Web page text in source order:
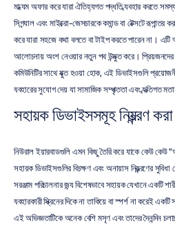
মাধ্যম অফার করে যারা ঐতিহ্যগত পদ্ধতি ব্যবহার করতে
সিগন্যাল এবং মাইক্রো-জেসচারকে কমান্ড বা টেক্সটে রূপান্তর
করে যারা সহজে কথা বলতে বা টাইপ করতে পারেন না। এটি
আলোচনায় অংশ নেওয়ার নতুন পথ উন্মুক্ত করে।
কমিউনিটির সাথে যুক্ত হওয়া হোক, এই ডিভাইসগুলি
ব্যবহারের সুযোগ দেয় যা সামাজিক সম্পৃক্ততা এবং ব্যক্তিগত
সহায়ক ডিভাইসসমূহ নিয়ন্ত্রণ করা
নিউরাল ইয়ারবাডগুলি এমন কিছু তৈরি করে যাকে কেউ কেউ
সহায়ক ডিভাইসগুলির বিচক্ষণ এবং অনায়াস নিয়ন্ত্রণের সুবিধা
সরঞ্জাম পরিচালনার জন্য বিশেষভাবে সহায়ক যেখানে একটি
ব্যবহারকারী স্ক্রিনের দিকে না তাকিয়ে বা স্পর্শ না করেই
এই অভিজ্ঞতাটিকে অনেক বেশি মসৃণ এবং তাদের